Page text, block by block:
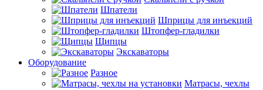
Шпатели
Шприцы для инъекций
Штопфер-гладилки
Щипцы
Экскаваторы
Оборудование
Разное
Матрасы, чехлы